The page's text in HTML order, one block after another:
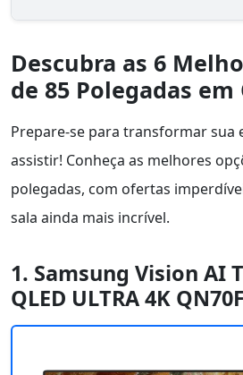
Descubra as 6
de 85 Polegadas
Prepare-se para transformar sua
assistir! Conheça as melhores
polegadas, com ofertas
sala ainda mais incrível.
1. Samsung Vision AI
QLED ULTRA 4K